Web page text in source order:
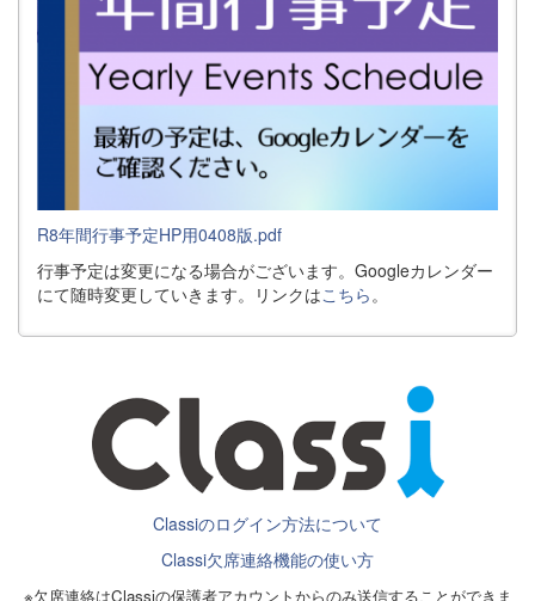
R8年間行事予定HP用0408版.pdf
行事予定は変更になる場合がございます。Googleカレンダー
にて随時変更していきます。リンクはこちら。
Classiのログイン方法について
Classi欠席連絡機能の使い方
※欠席連絡はClassiの保護者アカウントからのみ送信することができま